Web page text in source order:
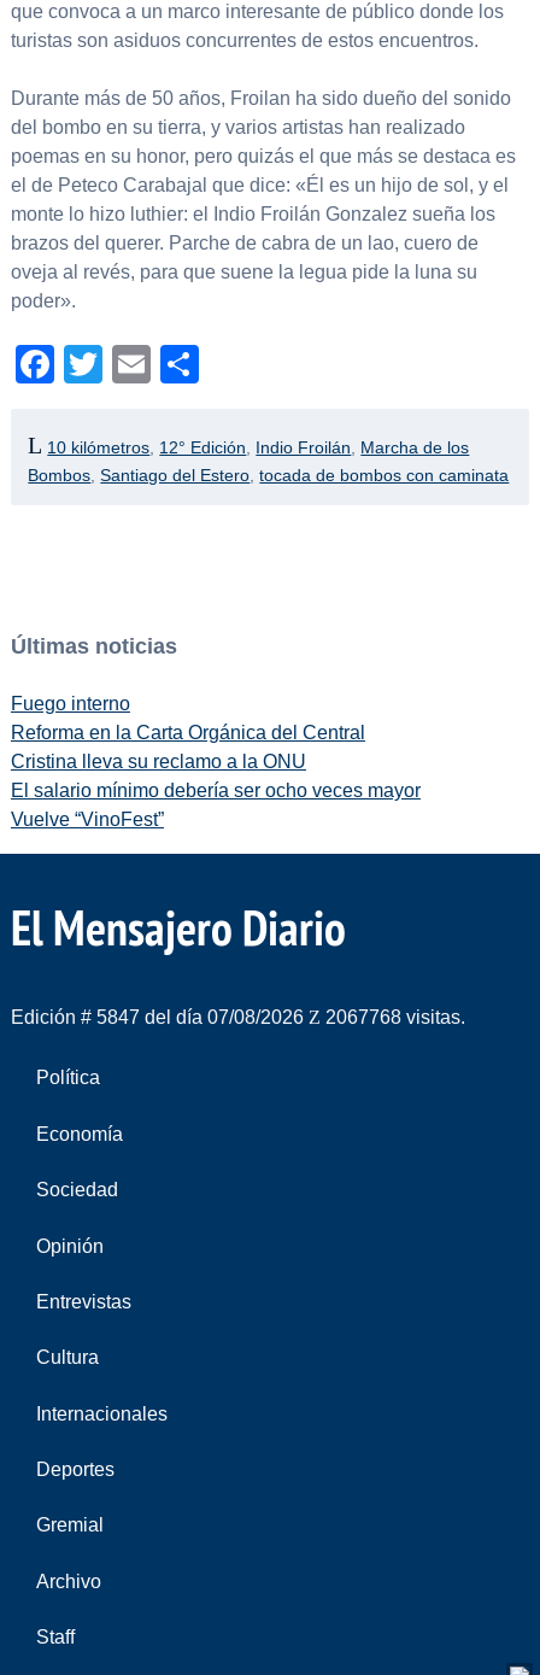
que convoca a un marco interesante de público donde los
turistas son asiduos concurrentes de estos encuentros.
Durante más de 50 años, Froilan ha sido dueño del sonido
del bombo en su tierra, y varios artistas han realizado
poemas en su honor, pero quizás el que más se destaca es
el de Peteco Carabajal que dice: «Él es un hijo de sol, y el
monte lo hizo luthier: el Indio Froilán Gonzalez sueña los
brazos del querer. Parche de cabra de un lao, cuero de
oveja al revés, para que suene la legua pide la luna su
poder».
Facebook
TwitterEmail
10 kilómetros 12° Edición Indio Froilán
Marcha de los
Bombos ,Santiago del Estero ,tocada de bombos con caminata
Últimas noticias
Fuego interno
Reforma en la Carta Orgánica del Central
Cristina lleva su reclamo a la ONU
El salario mínimo debería ser ocho veces mayor
Vuelve “VinoFest”
El Mensajero Diario
Edición # 5847 del día 07/08/2026 2067768 visitas.
Política
Economía
Sociedad
Opinión
Entrevistas
Cultura
Internacionales
Deportes
Gremial
Archivo
Staff